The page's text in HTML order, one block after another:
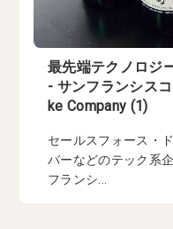
最先端テクノロジ
- サンフランシス
ke Company (1)
セールスフォース・
バーなどのテック系
フランシ...